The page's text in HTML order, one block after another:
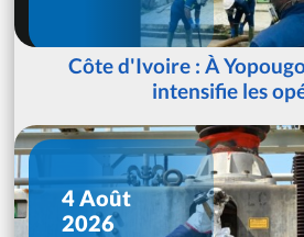
Côte d'Ivoire : À
intensifie les
4 Août
2026